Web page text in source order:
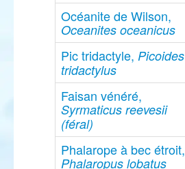
Océanite de Wilson,
Oceanites oceanicus
Pic tridactyle, Picoides
tridactylus
Faisan vénéré,
Syrmaticus reevesii
(féral)
Phalarope à bec étroit,
Phalaropus lobatus